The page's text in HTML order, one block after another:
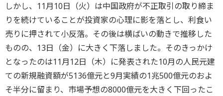
しかし、11月10日（火）は中国政府が不正取引の取り締ま
りを続けていることが投資家の心理に影を落とし、利食い
売りに押されて小反落。その後は横ばいの動きで推移した
ものの、13日（金）に大きく下落しました。そのきっかけ
となったのは11月12日（木）に発表された10月の人民元建
ての新規融資額が5136億元と9月実績の1兆500億元のおよ
そ半分に留まり、市場予想の8000億元を大きく下回ったこ